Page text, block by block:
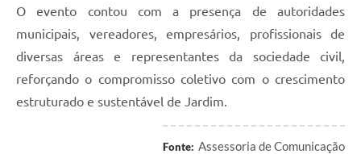
O evento contou com a presença de autoridades
municipais, vereadores, empresários, profissionais de
diversas áreas e representantes da sociedade civil,
reforçando o compromisso coletivo com o crescimento
estruturado e sustentável de Jardim.
Fonte: Assessoria de Comunicação